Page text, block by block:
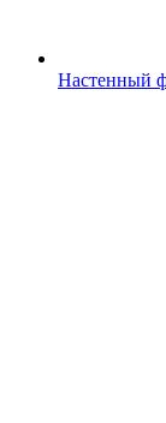
Настенный